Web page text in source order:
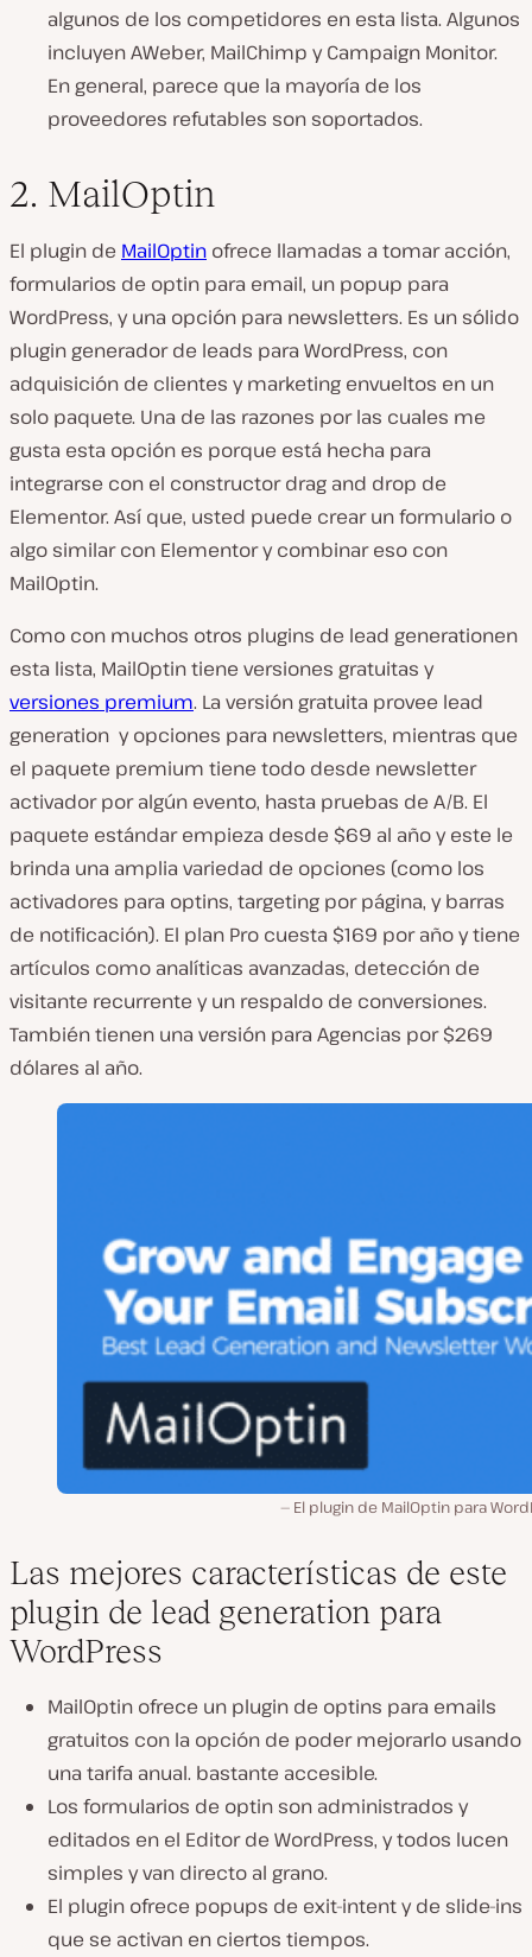
algunos de los competidores en esta lista. Algunos
incluyen AWeber, MailChimp y Campaign Monitor.
En general, parece que la mayoría de los
proveedores refutables son soportados.
2. MailOptin
El plugin de MailOptin ofrece llamadas a tomar acción,
formularios de optin para email, un popup para
WordPress, y una opción para newsletters. Es un sólido
plugin generador de leads para WordPress, con
adquisición de clientes y marketing envueltos en un
solo paquete. Una de las razones por las cuales me
gusta esta opción es porque está hecha para
integrarse con el constructor drag and drop de
Elementor. Así que, usted puede crear un formulario o
algo similar con Elementor y combinar eso con
MailOptin.
Como con muchos otros plugins de lead generationen
esta lista, MailOptin tiene versiones gratuitas y
versiones premium. La versión gratuita provee lead
generation y opciones para newsletters, mientras que
el paquete premium tiene todo desde newsletter
activador por algún evento, hasta pruebas de A/B. El
paquete estándar empieza desde $69 al año y este le
brinda una amplia variedad de opciones (como los
activadores para optins, targeting por página, y barras
de notificación). El plan Pro cuesta $169 por año y tiene
artículos como analíticas avanzadas, detección de
visitante recurrente y un respaldo de conversiones.
También tienen una versión para Agencias por $269
dólares al año.
El plugin de MailOptin para
Las mejores características de este
plugin de lead generation para
WordPress
MailOptin ofrece un plugin de optins para emails
gratuitos con la opción de poder mejorarlo usando
una tarifa anual. bastante accesible.
Los formularios de optin son administrados y
editados en el Editor de WordPress, y todos lucen
simples y van directo al grano.
El plugin ofrece popups de exit-intent y de slide-ins
que se activan en ciertos tiempos.